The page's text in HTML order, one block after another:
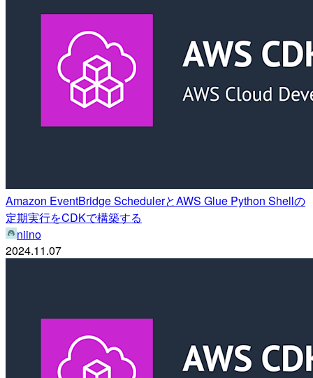
Amazon EventBridge SchedulerとAWS Glue Python Shellの
定期実行をCDKで構築する
niino
2024.11.07